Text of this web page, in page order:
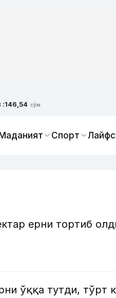
:146,54 сўм
Спорт
ерни тортиб
ўққа тутди, тўрт